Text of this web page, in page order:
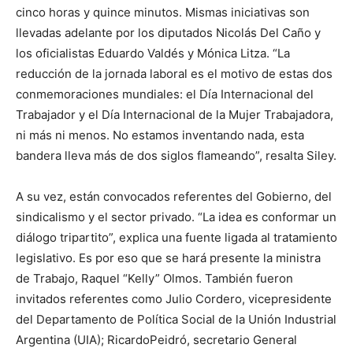
cinco horas y quince minutos. Mismas iniciativas son
llevadas adelante por los diputados Nicolás Del Caño y
los oficialistas Eduardo Valdés y Mónica Litza. “La
reducción de la jornada laboral es el motivo de estas dos
conmemoraciones mundiales: el Día Internacional del
Trabajador y el Día Internacional de la Mujer Trabajadora,
ni más ni menos. No estamos inventando nada, esta
bandera lleva más de dos siglos flameando”, resalta Siley.
A su vez, están convocados referentes del Gobierno, del
sindicalismo y el sector privado. “La idea es conformar un
diálogo tripartito”, explica una fuente ligada al tratamiento
legislativo. Es por eso que se hará presente la ministra
de Trabajo, Raquel “Kelly” Olmos. También fueron
invitados referentes como Julio Cordero, vicepresidente
del Departamento de Política Social de la Unión Industrial
Argentina (UIA); RicardoPeidró, secretario General